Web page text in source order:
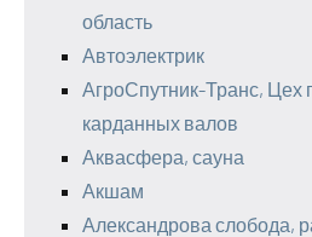
область
Автоэлектрик
АгроСпутник-Транс, Цех
карданных валов
Аквасфера, сауна
Акшам
Александрова слобода,